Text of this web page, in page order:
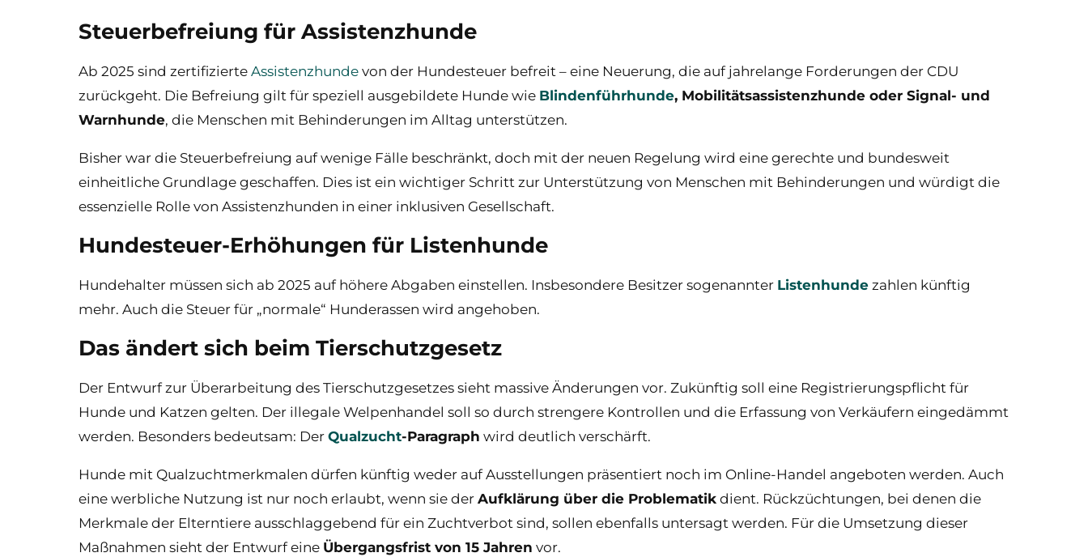
Steuerbefreiung für Assistenzhunde
Ab 2025 sind zertifizierte Assistenzhunde von der Hundesteuer befreit – eine Neuerung, die auf jahrelange Forderungen der CDU
zurückgeht. Die Befreiung gilt für speziell ausgebildete Hunde wie Blindenführhunde, Mobilitätsassistenzhunde oder Signal- und
Warnhunde, die Menschen mit Behinderungen im Alltag unterstützen.
Bisher war die Steuerbefreiung auf wenige Fälle beschränkt, doch mit der neuen Regelung wird eine gerechte und bundesweit
einheitliche Grundlage geschaffen. Dies ist ein wichtiger Schritt zur Unterstützung von Menschen mit Behinderungen und würdigt die
essenzielle Rolle von Assistenzhunden in einer inklusiven Gesellschaft.
Hundesteuer-Erhöhungen für Listenhunde
Hundehalter müssen sich ab 2025 auf höhere Abgaben einstellen. Insbesondere Besitzer sogenannter Listenhunde zahlen künftig
mehr. Auch die Steuer für „normale“ Hunderassen wird angehoben.
Das ändert sich beim Tierschutzgesetz
Der Entwurf zur Überarbeitung des Tierschutzgesetzes sieht massive Änderungen vor. Zukünftig soll eine Registrierungspflicht für
Hunde und Katzen gelten. Der illegale Welpenhandel soll so durch strengere Kontrollen und die Erfassung von Verkäufern eingedämmt
werden. Besonders bedeutsam: Der Qualzucht-Paragraph wird deutlich verschärft.
Hunde mit Qualzuchtmerkmalen dürfen künftig weder auf Ausstellungen präsentiert noch im Online-Handel angeboten werden. Auch
eine werbliche Nutzung ist nur noch erlaubt, wenn sie der Aufklärung über die Problematik dient. Rückzüchtungen, bei denen die
Merkmale der Elterntiere ausschlaggebend für ein Zuchtverbot sind, sollen ebenfalls untersagt werden. Für die Umsetzung dieser
Maßnahmen sieht der Entwurf eine Übergangsfrist von 15 Jahren vor.